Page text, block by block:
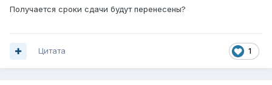
Получается сроки сдачи будут перенесены?
1
Цитата